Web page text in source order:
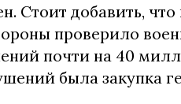
Стоит добавить,
проверило
почти на 40
была закупка